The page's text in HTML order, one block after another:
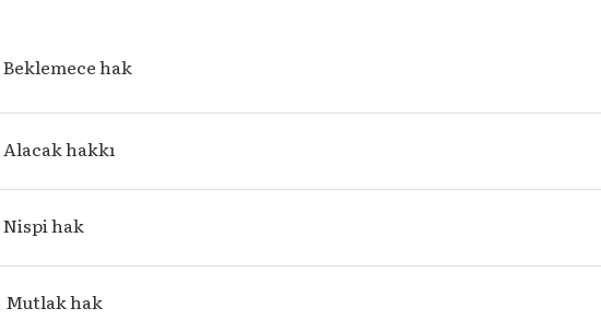
Beklemece hak
Alacak hakkı
Nispi hak
Mutlak hak